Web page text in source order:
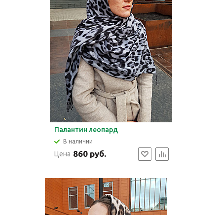
Палантин леопард
В наличии
Цена 860 руб.